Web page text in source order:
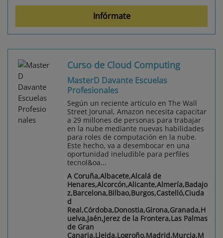
Infórmate
Curso de Cloud Computing
MasterD Davante Escuelas
Profesionales
Según un reciente artículo en The Wall
Street Jorunal, Amazon necesita capacitar
a 29 millones de personas para trabajar
en la nube mediante nuevas habilidades
para roles de computación en la nube.
Este hecho, va a desembocar en una
oportunidad ineludible para perfiles
tecnol&oa...
A Coruña,Albacete,Alcalá de
Henares,Alcorcón,Alicante,Almería,Badajo
z,Barcelona,Bilbao,Burgos,Castelló,Ciuda
d
Real,Córdoba,Donostia,Girona,Granada,H
uelva,Jaén,Jerez de la Frontera,Las Palmas
de Gran
Canaria,Lleida,Logroño,Madrid,Murcia,M